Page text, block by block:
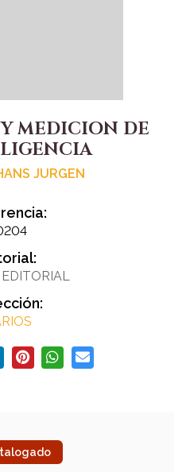
MEDICION DE
JURGEN
EDITORIAL